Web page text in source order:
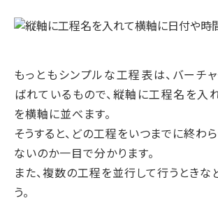
もっともシンプルな工程表は、バーチ
ばれているもので、縦軸に工程名を入
を横軸に並べます。
そうすると、どの工程をいつまでに終わ
ないのか一目で分かります。
また、複数の工程を並行して行うときな
う。